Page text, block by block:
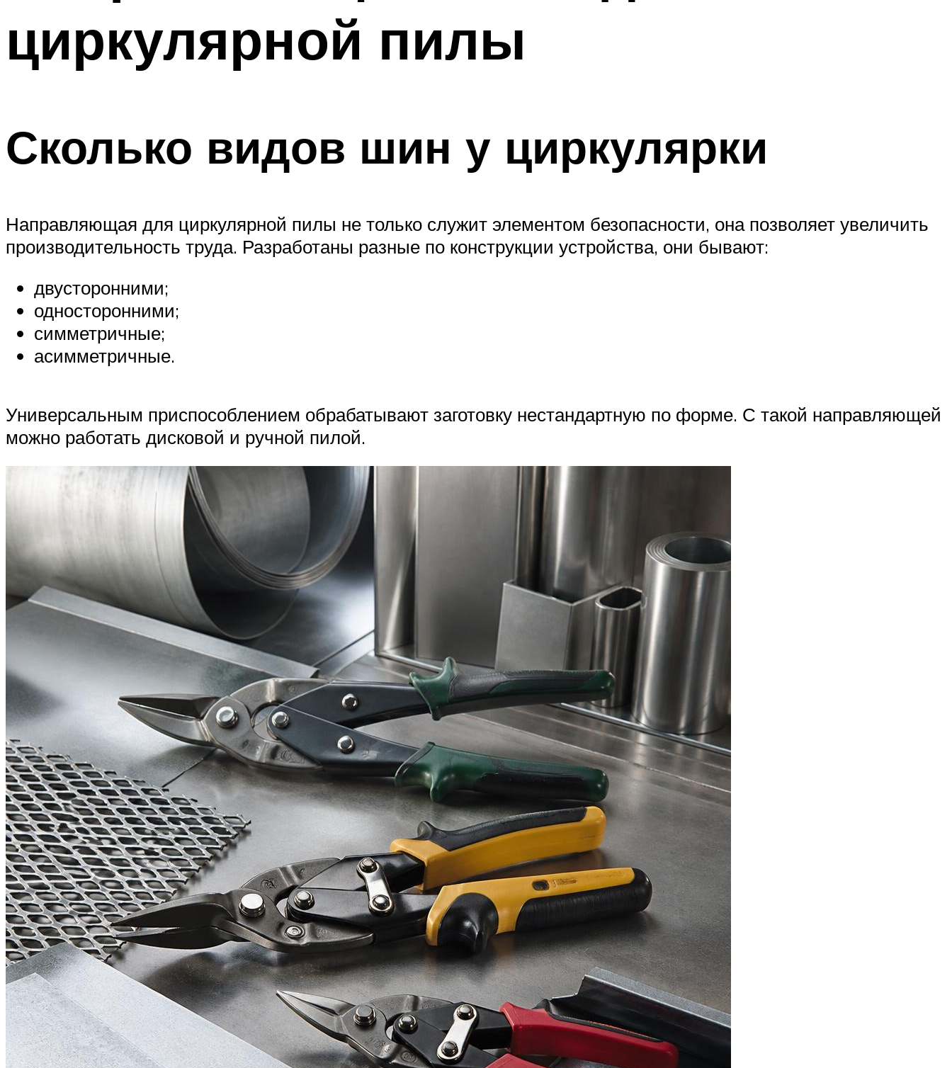
циркулярной пилы
Сколько видов шин у циркулярки
Направляющая для циркулярной пилы не только служит элементом безопасности, она позволяет увеличить
производительность труда. Разработаны разные по конструкции устройства, они бывают:
двусторонними;
односторонними;
симметричные;
асимметричные.
Универсальным приспособлением обрабатывают заготовку нестандартную по форме. С такой направляющей
можно работать дисковой и ручной пилой.